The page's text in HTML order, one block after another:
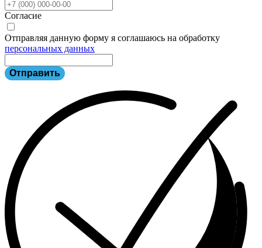
Согласие
Отправляя данную форму я соглашаюсь на обработку
персональных данных
Отправить